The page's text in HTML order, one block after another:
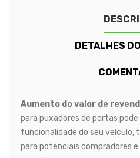
DETALHES
Aumento do valor de
para puxadores de portas
funcionalidade do seu
para potenciais compradores